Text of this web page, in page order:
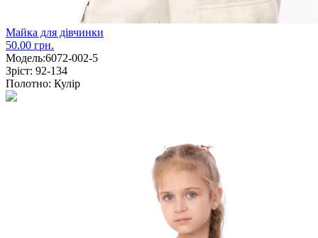
Майка для дівчинки
50.00 грн.
Модель:6072-002-5
Зріст: 92-134
Полотно: Кулір